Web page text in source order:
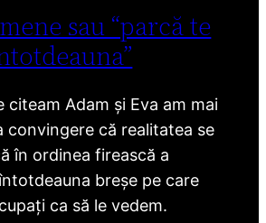
sau “parcă te
citeam Adam și Eva am mai
convingere că realitatea se
în ordinea firească a
breșe pe care
ca să le vedem.